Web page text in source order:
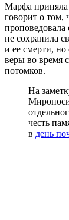
Марфа приняла
говорит о том,
проповедовала
не сохранила
и ее смерти, но
веры во время
потомков.
На
честь
в день